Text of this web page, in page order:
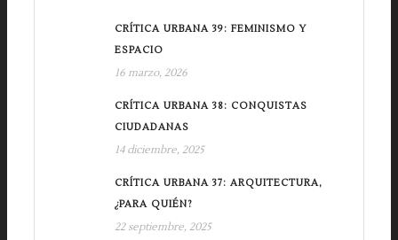
CRÍTICA URBANA 39: FEMINISMO Y
ESPACIO
16 marzo, 2026
CRÍTICA URBANA 38: CONQUISTAS
CIUDADANAS
14 diciembre, 2025
CRÍTICA URBANA 37: ARQUITECTURA,
¿PARA QUIÉN?
22 septiembre, 2025